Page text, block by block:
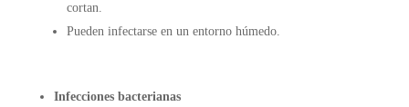
cortan.
Pueden infectarse en un entorno húmedo.
Infecciones bacterianas